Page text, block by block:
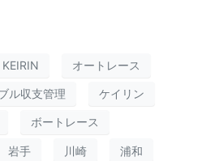
KEIRIN オートレース
ル収支管理 ケイリン
ボートレース
岩手 川崎 浦和